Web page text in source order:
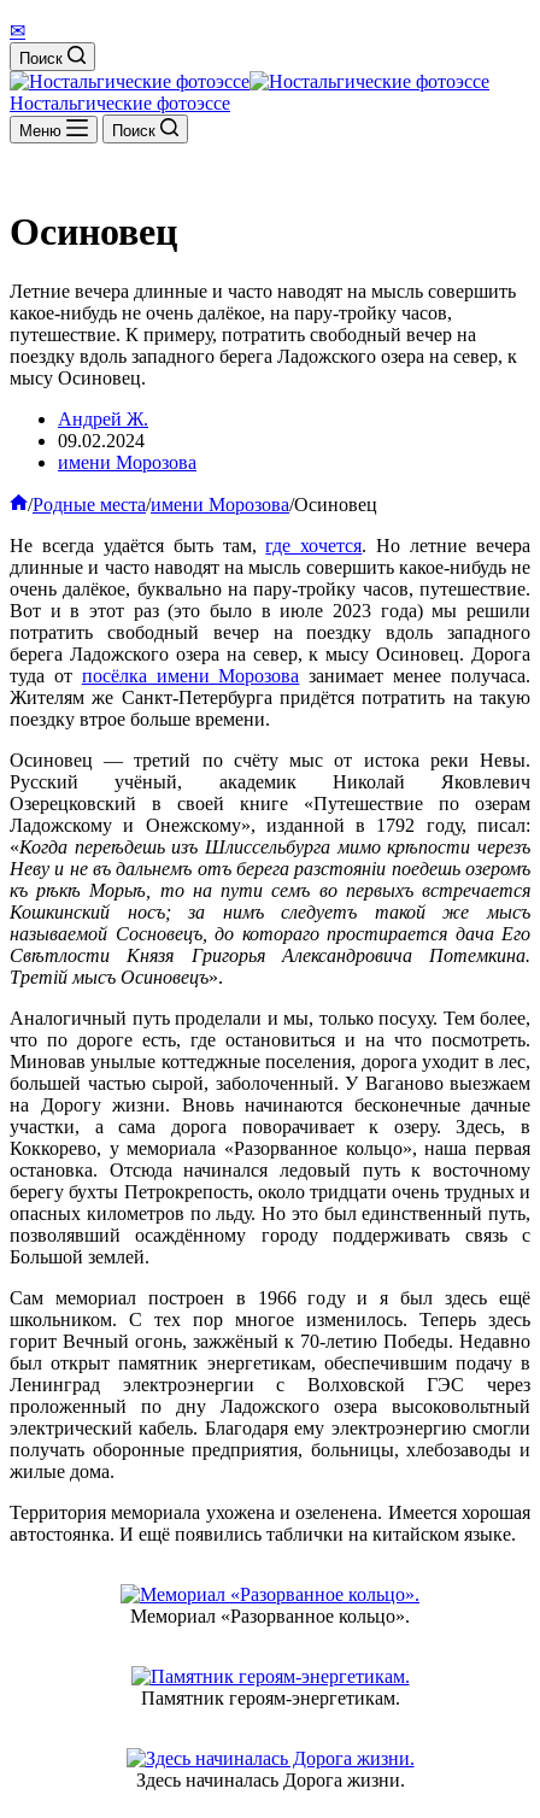
✉
Поиск
Ностальгические фотоэссе
Меню Поиск
Осиновец
Летние вечера длинные и часто наводят на мысль совершить
какое-нибудь не очень далёкое, на пару-тройку часов,
путешествие. К примеру, потратить свободный вечер на
поездку вдоль западного берега Ладожского озера на север, к
мысу Осиновец.
Андрей Ж.
09.02.2024
имени Морозова
Главная
/Родные места/имени Морозова/Осиновец
Не всегда удаётся быть там,где хочется. Но летние вечера
длинные и часто наводят на мысль совершить какое-нибудь не
очень далёкое, буквально на пару-тройку часов, путешествие.
Вот и в этот раз (это было в июле 2023 года) мы решили
потратить свободный вечер на поездку вдоль западного
берега Ладожского озера на север, к мысу Осиновец. Дорога
туда от посёлка имени Морозова занимает менее получаса.
Жителям же Санкт-Петербурга придётся потратить на такую
поездку втрое больше времени.
Осиновец — третий по счёту мыс от истока реки Невы.
Русский учёный, академик Николай Яковлевич
Озерецковский в своей книге «Путешествие по озерам
Ладожскому и Онежскому», изданной в 1792 году, писал:
«Когда переѣдешь изъ Шлиссельбурга мимо крѣпости черезъ
Неву и не въ дальнемъ отъ берега разстоянiи поедешь озеромъ
къ рѣкѣ Морьѣ, то на пути семъ во первыхъ встречается
Кошкинский носъ; за нимъ следуетъ такой же мысъ
называемой Сосновецъ, до котораго простирается дача Его
Свѣтлости Князя Григорья Александровича Потемкина.
Третiй мысъ Осиновецъ».
Аналогичный путь проделали и мы, только посуху. Тем более,
что по дороге есть, где остановиться и на что посмотреть.
Миновав унылые коттеджные поселения, дорога уходит в лес,
большей частью сырой, заболоченный. У Ваганово выезжаем
на Дорогу жизни. Вновь начинаются бесконечные дачные
участки, а сама дорога поворачивает к озеру. Здесь, в
Коккорево, у мемориала «Разорванное кольцо», наша первая
остановка. Отсюда начинался ледовый путь к восточному
берегу бухты Петрокрепость, около тридцати очень трудных и
опасных километров по льду. Но это был единственный путь,
позволявший осаждённому городу поддерживать связь с
Большой землей.
Сам мемориал построен в 1966 году и я был здесь ещё
школьником. С тех пор многое изменилось. Теперь здесь
горит Вечный огонь, зажжёный к 70-летию Победы. Недавно
был открыт памятник энергетикам, обеспечившим подачу в
Ленинград электроэнергии с Волховской ГЭС через
проложенный по дну Ладожского озера высоковольтный
электрический кабель. Благодаря ему электроэнергию смогли
получать оборонные предприятия, больницы, хлебозаводы и
жилые дома.
Территория мемориала ухожена и озеленена. Имеется хорошая
автостоянка. И ещё появились таблички на китайском языке.
Мемориал «Разорванное кольцо».
Памятник героям-энергетикам.
Здесь начиналась Дорога жизни.